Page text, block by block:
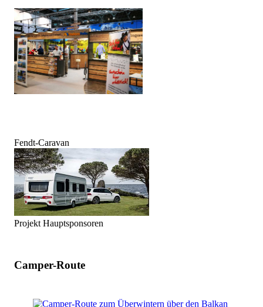
Fendt-Caravan
Projekt Hauptsponsoren
Camper-Route